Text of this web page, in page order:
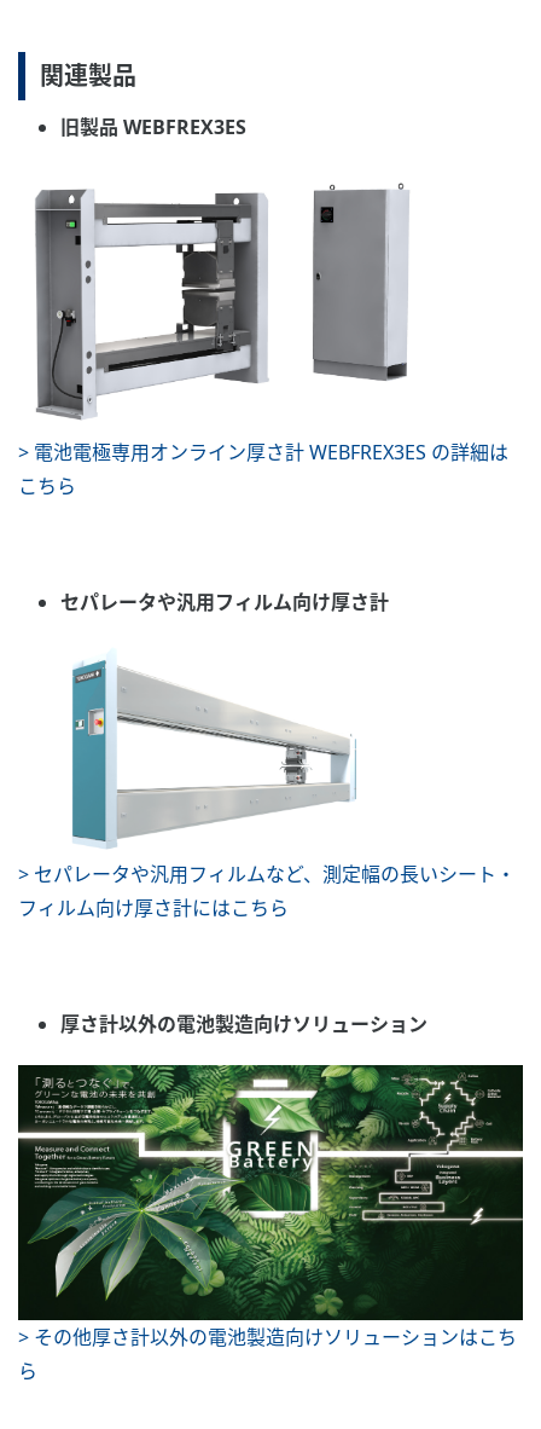
関連製品
旧製品 WEBFREX3ES
> 電池電極専用オンライン厚さ計 WEBFREX3ES の詳細は
こちら
セパレータや汎用フィルム向け厚さ計
> セパレータや汎用フィルムなど、測定幅の長いシート・
フィルム向け厚さ計にはこちら
厚さ計以外の電池製造向けソリューション
> その他厚さ計以外の電池製造向けソリューションはこち
ら